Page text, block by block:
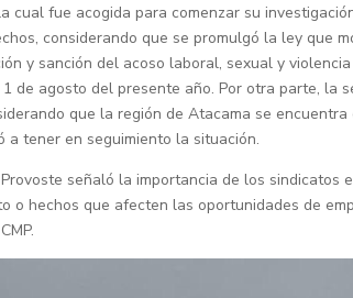
cual fue acogida para comenzar su
considerando que se promulgó la ley que
y sanción del acoso laboral, sexual y
de agosto del presente año. Por otra parte, la
que la región de Atacama se
a tener en seguimiento la situación.
señaló la importancia de los
o hechos que afecten las oportunidades de